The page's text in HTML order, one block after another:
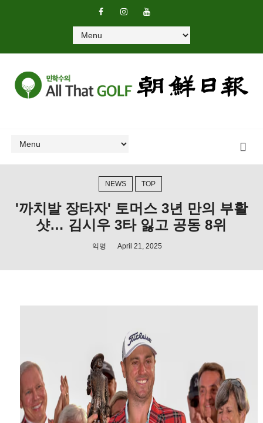
NEWS TOP
'까치발 장타자' 토머스 3년 만의 부활
샷… 김시우 3타 잃고 공동 8위
익명 April 21, 2025